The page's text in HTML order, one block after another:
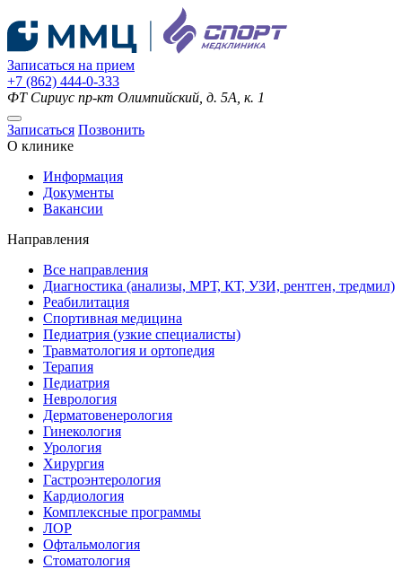
Записаться на прием
+7 (862) 444-0-333
ФТ Сириус пр-кт Олимпийский, д. 5А, к. 1
Записаться Позвонить
О клинике
Информация
Документы
Вакансии
Направления
Все направления
Диагностика (анализы, МРТ, КТ, УЗИ, рентген, тредмил)
Реабилитация
Спортивная медицина
Педиатрия (узкие специалисты)
Травматология и ортопедия
Терапия
Педиатрия
Неврология
Дерматовенерология
Гинекология
Урология
Хирургия
Гастроэнтерология
Кардиология
Комплексные программы
ЛОР
Офтальмология
Стоматология